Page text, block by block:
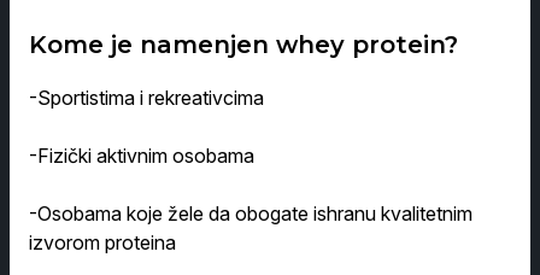
Kome je namenjen whey protein?
-Sportistima i rekreativcima
-Fizički aktivnim osobama
-Osobama koje žele da obogate ishranu kvalitetnim
izvorom proteina